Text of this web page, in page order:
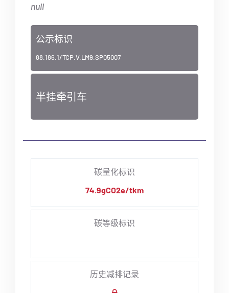
null
公示标识
88.186.1/TCP.V.LM9.SP05007
半挂牵引车
碳量化标识
74.9gCO2e/tkm
碳等级标识
历史减排记录